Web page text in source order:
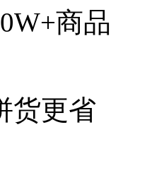
商品
货更省